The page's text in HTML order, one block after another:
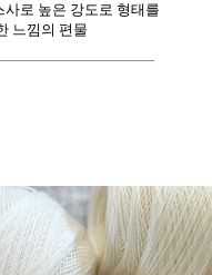
로 높은 강도로 형태를
느낌의 편물